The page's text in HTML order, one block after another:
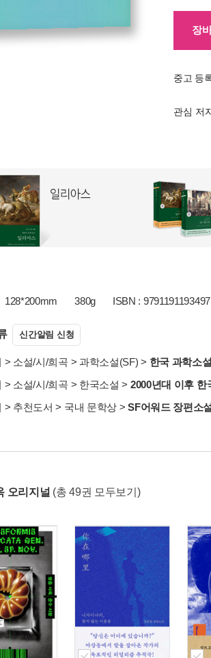
장
중고 등
관심 저
128*200mm 380g ISBN : 9791191193497
신간알림 신청
> 소설/시/희곡 > 과학소설(SF) > 한국 과학소설
> 소설/시/희곡 > 한국소설 > 2000년대 이후 한
> 추천도서 > 국내 문학상 >SF어워드 장편소
오리지널 (총 49권 모두보기)